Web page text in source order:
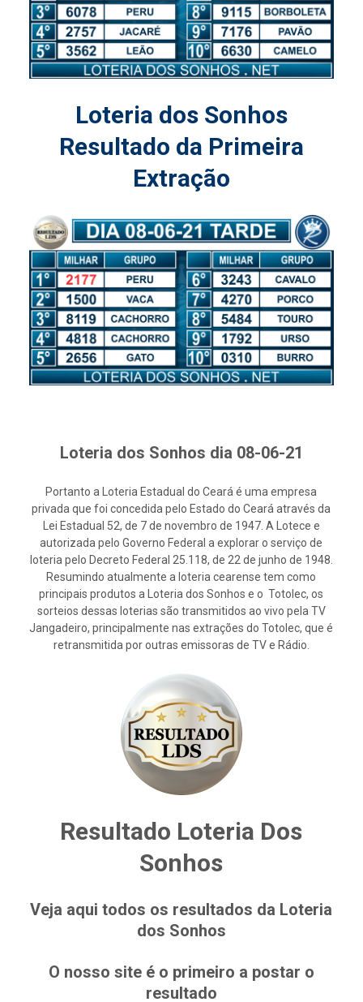
Loteria dos Sonhos
Resultado da Primeira
Extração
Loteria dos Sonhos dia 08-06-21
Portanto a Loteria Estadual do Ceará é uma empresa
privada que foi concedida pelo Estado do Ceará através da
Lei Estadual 52, de 7 de novembro de 1947. A Lotece e
autorizada pelo Governo Federal a explorar o serviço de
loteria pelo Decreto Federal 25.118, de 22 de junho de 1948.
Resumindo atualmente a loteria cearense tem como
principais produtos a Loteria dos Sonhos e o Totolec, os
sorteios dessas loterias são transmitidos ao vivo pela TV
Jangadeiro, principalmente nas extrações do Totolec, que é
retransmitida por outras emissoras de TV e Rádio.
Resultado Loteria Dos
Sonhos
Veja aqui todos os resultados da Loteria
dos Sonhos
O nosso site é o primeiro a postar o
resultado